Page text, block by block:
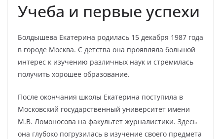
Учеба и первые успехи
Болдышева Екатерина родилась 15 декабря 1987 года
в городе Москва. С детства она проявляла большой
интерес к изучению различных наук и стремилась
получить хорошее образование.
После окончания школы Екатерина поступила в
Московский государственный университет имени
М.В. Ломоносова на факультет журналистики. Здесь
она глубоко погрузилась в изучение своего предмета